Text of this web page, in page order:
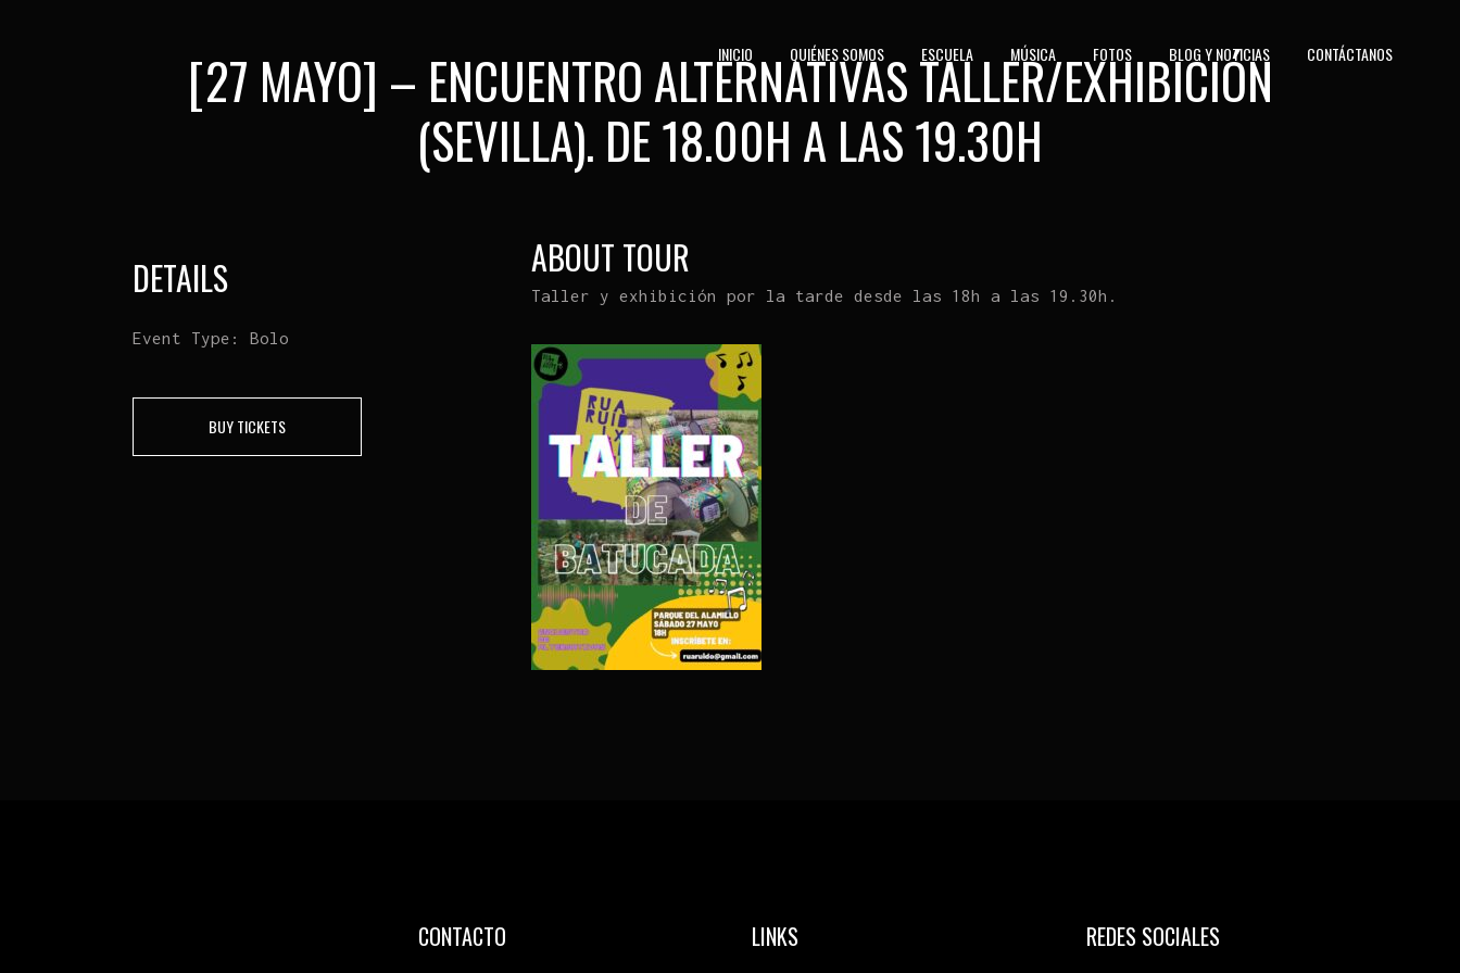
INICIO QUIÉNES SOMOS ESCUELA MÚSICA FOTOS BLOG Y NOTICIAS CONTÁCTANOS
[27 MAYO] – ENCUENTRO ALTERNATIVAS TALLER/EXHIBICIÓN
(SEVILLA). DE 18.00H A LAS 19.30H
DETAILS
Event Type: Bolo
BUY TICKETS
ABOUT TOUR
Taller y exhibición por la tarde desde las 18h a las 19.30h.
CONTACTO LINKS REDES SOCIALES